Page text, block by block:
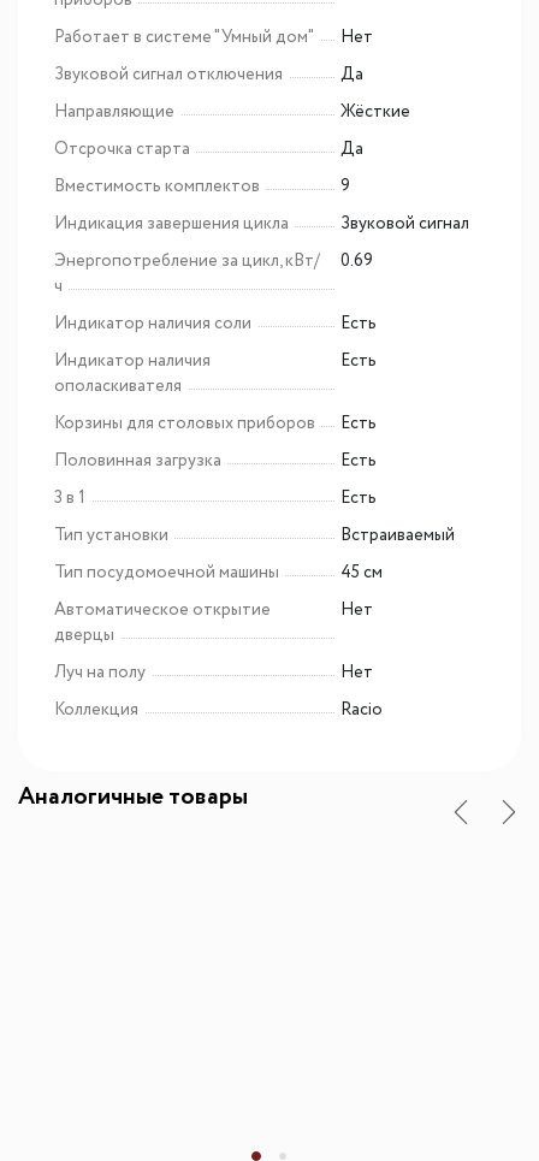
Работает в системе "Умный дом"
Нет
Звуковой сигнал отключения
Да
Направляющие
Жёсткие
Отсрочка старта
Да
Вместимость комплектов
9
Индикация завершения цикла
Звуковой сигнал
Энергопотребление за цикл, кВт/
ч
0.69
Индикатор наличия соли
Есть
Индикатор наличия
ополаскивателя
Есть
Корзины для столовых приборов
Есть
Половинная загрузка
Есть
3 в 1
Есть
Тип установки
Встраиваемый
Тип посудомоечной машины
45 см
Автоматическое открытие
дверцы
Нет
Луч на полу
Нет
Коллекция
Racio
Аналогичные товары